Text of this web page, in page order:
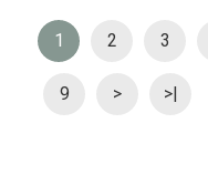
1 2 3
9 > >|